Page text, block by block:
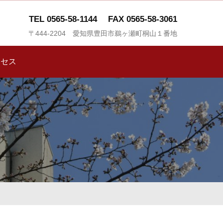
TEL 0565-58-1144 FAX 0565-58-3061
〒444-2204 愛知県豊田市鵜ヶ瀬町桐山１番地
ス